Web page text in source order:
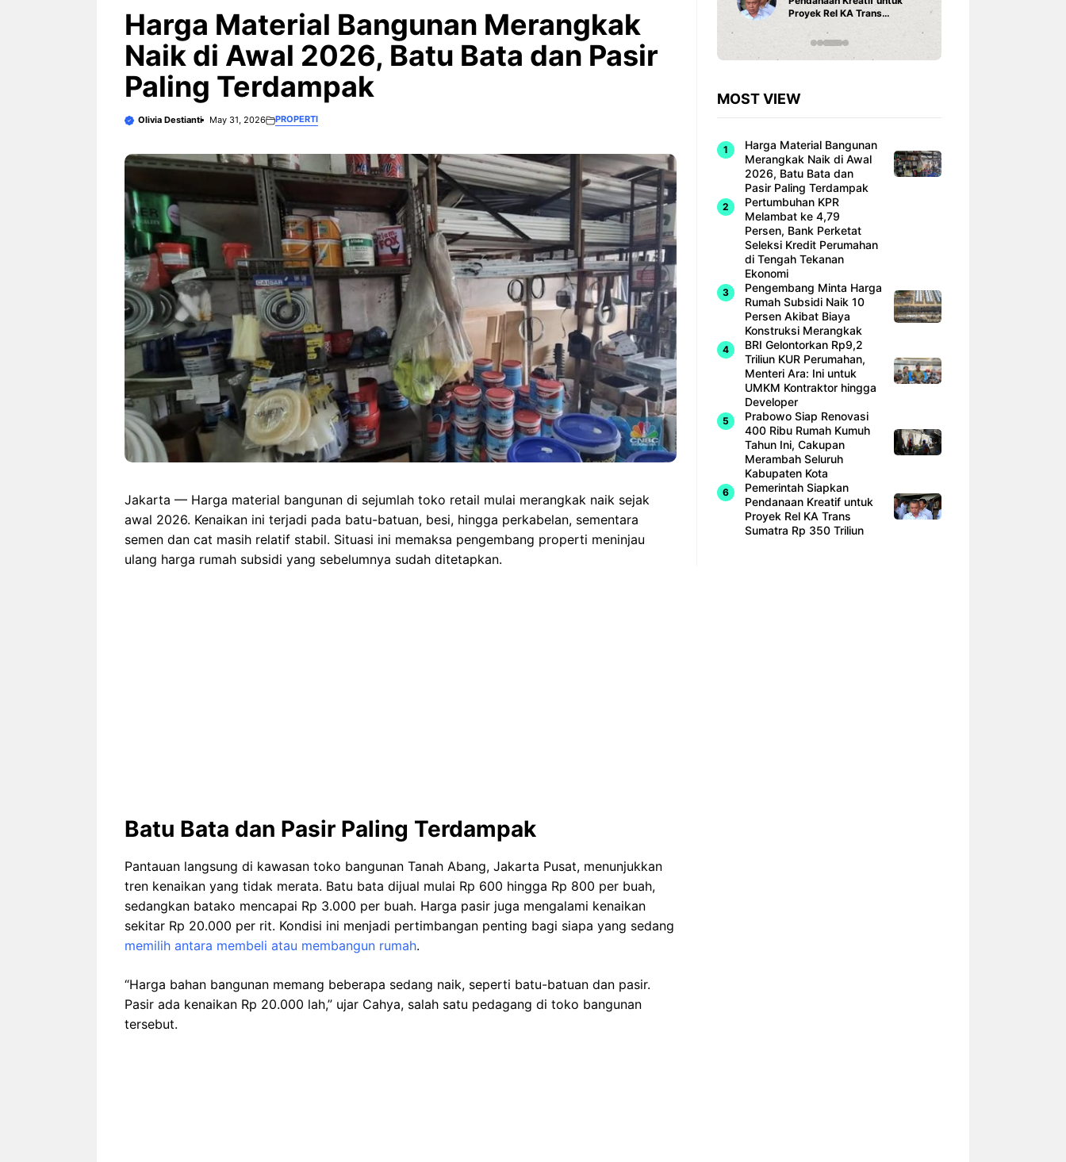
Harga Material Bangunan Merangkak
Naik di Awal 2026, Batu Bata dan Pasir
Paling Terdampak
Olivia Destianti May 31, 2026 PROPERTI
Jakarta — Harga material bangunan di sejumlah toko retail mulai merangkak naik sejak
awal 2026. Kenaikan ini terjadi pada batu-batuan, besi, hingga perkabelan, sementara
semen dan cat masih relatif stabil. Situasi ini memaksa pengembang properti meninjau
ulang harga rumah subsidi yang sebelumnya sudah ditetapkan.
Batu Bata dan Pasir Paling Terdampak
Pantauan langsung di kawasan toko bangunan Tanah Abang, Jakarta Pusat, menunjukkan
tren kenaikan yang tidak merata. Batu bata dijual mulai Rp 600 hingga Rp 800 per buah,
sedangkan batako mencapai Rp 3.000 per buah. Harga pasir juga mengalami kenaikan
sekitar Rp 20.000 per rit. Kondisi ini menjadi pertimbangan penting bagi siapa yang sedang
memilih antara membeli atau membangun rumah.
“Harga bahan bangunan memang beberapa sedang naik, seperti batu-batuan dan pasir.
Pasir ada kenaikan Rp 20.000 lah,” ujar Cahya, salah satu pedagang di toko bangunan
tersebut.
Fi dan Efisiensi Energi untuk
Hunian Modern
Guyuran Dana Pemerintah
Rp276 Triliun
Proyek Rel KA Trans
MOST VIEW
Harga Material Bangunan
Merangkak Naik di Awal
2026, Batu Bata dan
Pasir Paling Terdampak
Pertumbuhan KPR
Melambat ke 4,79
Persen, Bank Perketat
Seleksi Kredit Perumahan
di Tengah Tekanan
Ekonomi
Pengembang Minta Harga
Rumah Subsidi Naik 10
Persen Akibat Biaya
Konstruksi Merangkak
BRI Gelontorkan Rp9,2
Triliun KUR Perumahan,
Menteri Ara: Ini untuk
UMKM Kontraktor hingga
Developer
Prabowo Siap Renovasi
400 Ribu Rumah Kumuh
Tahun Ini, Cakupan
Merambah Seluruh
Kabupaten Kota
Pemerintah Siapkan
Pendanaan Kreatif untuk
Proyek Rel KA Trans
Sumatra Rp 350 Triliun